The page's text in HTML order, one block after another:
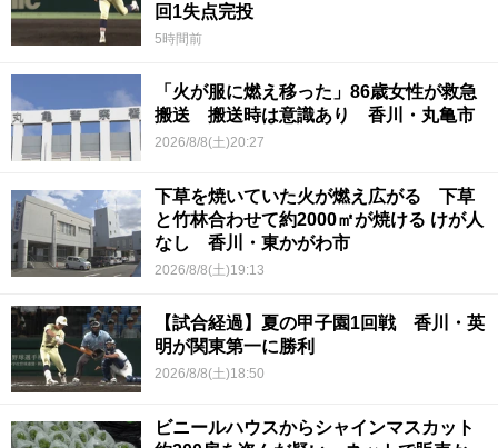
回1失点完投
5時間前
「火が服に燃え移った」86歳女性が救急
搬送 搬送時は意識あり 香川・丸亀市
2026/8/8(土)20:27
下草を焼いていた火が燃え広がる 下草
と竹林合わせて約2000㎡が焼ける けが人
なし 香川・東かがわ市
2026/8/8(土)19:13
【試合経過】夏の甲子園1回戦 香川・英
明が関東第一に勝利
2026/8/8(土)18:50
ビニールハウスからシャインマスカット